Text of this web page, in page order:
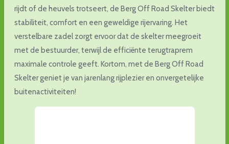
rijdt of de heuvels trotseert, de Berg Off Road Skelter biedt
stabiliteit, comfort en een geweldige rijervaring. Het
verstelbare zadel zorgt ervoor dat de skelter meegroeit
met de bestuurder, terwijl de efficiënte terugtraprem
maximale controle geeft. Kortom, met de Berg Off Road
Skelter geniet je van jarenlang rijplezier en onvergetelijke
buitenactiviteiten!